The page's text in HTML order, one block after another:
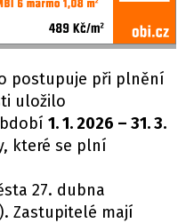
postupuje při plnění
uložilo
1. 1. 2026 – 31. 3.
které se plní
27. dubna
Zastupitelé mají